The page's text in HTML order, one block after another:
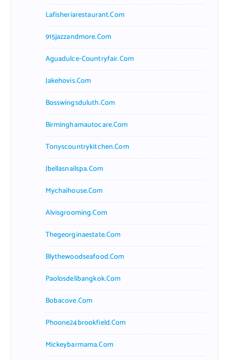
Lafisheriarestaurant.com
915jazzandmore.com
Aguadulce-Countryfair.com
Jakehovis.com
Bosswingsduluth.com
Birminghamautocare.com
Tonyscountrykitchen.com
Jbellasnailspa.com
Mychaihouse.com
Alvisgrooming.com
Thegeorginaestate.com
Blythewoodseafood.com
Paolosdelibangkok.com
Bobacove.com
Phoone24brookfield.com
Mickeybarmama.com